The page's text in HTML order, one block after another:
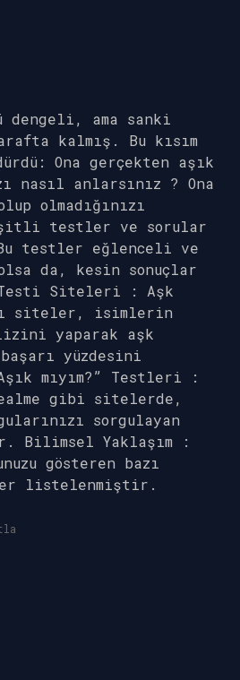
dengeli, ama sanki
kalmış. Bu kısım
Ona gerçekten aşık
nasıl anlarsınız ? Ona
olmadığınızı
testler ve sorular
testler eğlenceli ve
da, kesin sonuçlar
Testi Siteleri : Aşk
siteler, isimlerin
yaparak aşk
yüzdesini
mıyım?” Testleri :
gibi sitelerde,
sorgulayan
Bilimsel Yaklaşım :
gösteren bazı
listelenmiştir.